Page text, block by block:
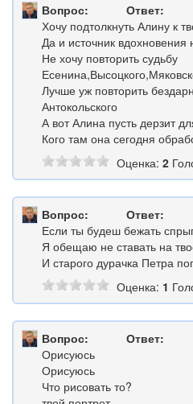
Вопрос:
Ответ:
Хочу подтолкнуть Алину к
Да и источник вдохновения
Не хочу повторить судьбу
Лучше уж повторить
Антокольского
А вот Алина пусть дерзит
Кого там она сегодня
Оценка: 2
Вопрос:
Ответ:
Если ты будеш бежать
Я обещаю не ставать на
И старого дурачка Петра
Оценка: 1
Вопрос:
Ответ:
Орисуюсь
Орисуюсь
Что рисовать то?